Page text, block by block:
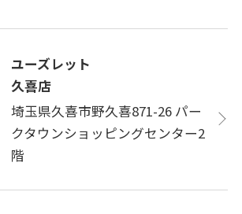
ユーズレット
久喜店
埼玉県久喜市野久喜871-26 パー
クタウンショッピングセンター2
階